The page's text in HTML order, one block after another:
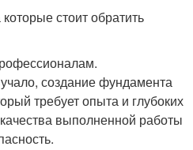
стоит обратить
создание фундамента
требует опыта и глубоких
выполненной работы